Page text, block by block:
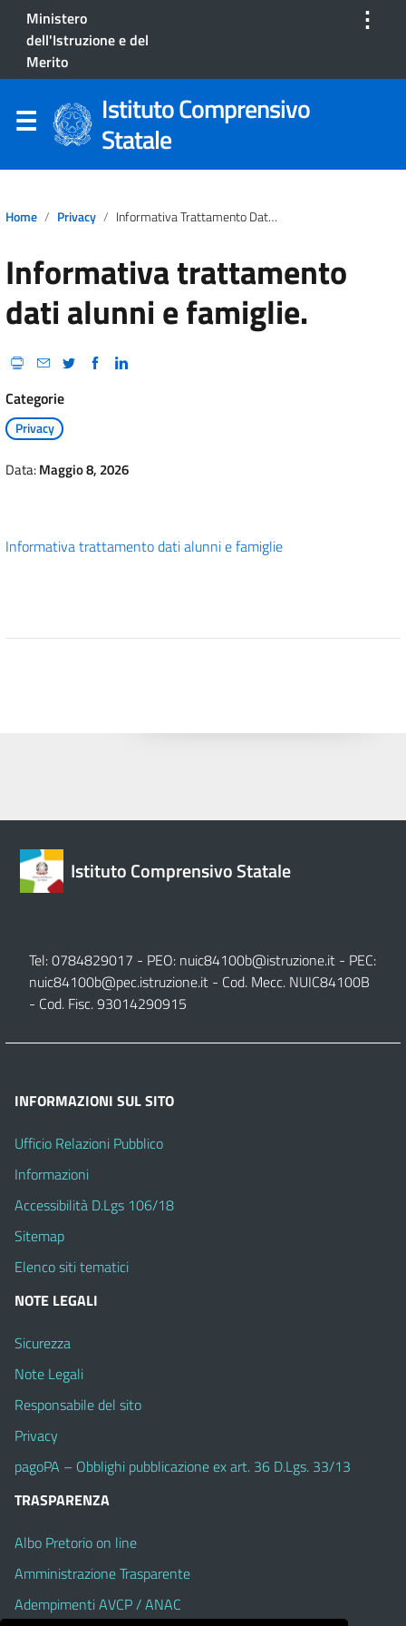
Ministero
dell'Istruzione e del
Merito
⋮
Istituto Comprensivo
Statale
Home Privacy Informativa Trattamento Dati Alunni E Famiglie.
Informativa trattamento
dati alunni e famiglie.
Categorie
Privacy
Data:Maggio 8, 2026
Informativa trattamento dati alunni e famiglie
Istituto Comprensivo Statale
Tel: 0784829017 - PEO: nuic84100b@istruzione.it - PEC:
nuic84100b@pec.istruzione.it - Cod. Mecc. NUIC84100B
- Cod. Fisc. 93014290915
INFORMAZIONI SUL SITO
Ufficio Relazioni Pubblico
Informazioni
Accessibilità D.Lgs 106/18
Sitemap
Elenco siti tematici
NOTE LEGALI
Sicurezza
Note Legali
Responsabile del sito
Privacy
pagoPA – Obblighi pubblicazione ex art. 36 D.Lgs. 33/13
TRASPARENZA
Albo Pretorio on line
Amministrazione Trasparente
Adempimenti AVCP / ANAC